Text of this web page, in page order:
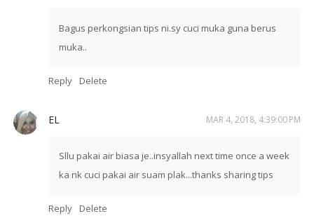
Bagus perkongsian tips ni.sy cuci muka guna berus
muka..
Reply Delete
EL MAR 4, 2018, 4:39:00 PM
Sllu pakai air biasa je..insyallah next time once a week
ka nk cuci pakai air suam plak...thanks sharing tips
Reply Delete